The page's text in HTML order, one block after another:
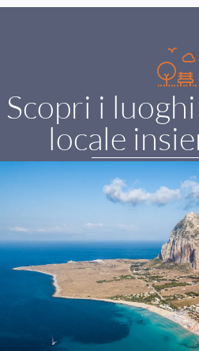
Scopri i
locale